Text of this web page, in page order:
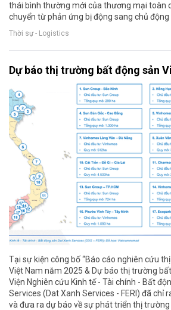
thái bình thường mới của thương mại toàn
chuyển từ phản ứng bị động sang chủ động
Thời sự - Logistics
Dự báo thị trường bất động sản
Tại sự kiện công bố “Báo cáo nghiên cứu
Việt Nam năm 2025 & Dự báo thị trường
Viện Nghiên cứu Kinh tế - Tài chính - Bất
Services (Dat Xanh Services - FERI) đã chỉ
và đưa ra dự báo về sự phát triển thị